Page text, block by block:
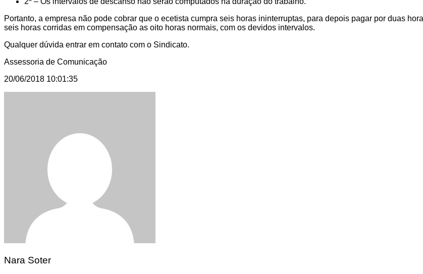
Portanto, a empresa não pode cobrar que o ecetista cumpra seis horas ininterruptas, para depois pagar por duas
seis horas corridas em compensação as oito horas normais, com os devidos intervalos.
Qualquer dúvida entrar em contato com o Sindicato.
Assessoria de Comunicação
20/06/2018 10:01:35
Nara Soter